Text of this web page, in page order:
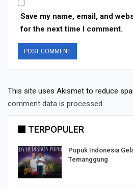
Save my name, email, and
for the next time I comment.
This site uses Akismet to reduce
comment data is processed.
TERPOPULER
Pupuk Indonesia
Temanggung